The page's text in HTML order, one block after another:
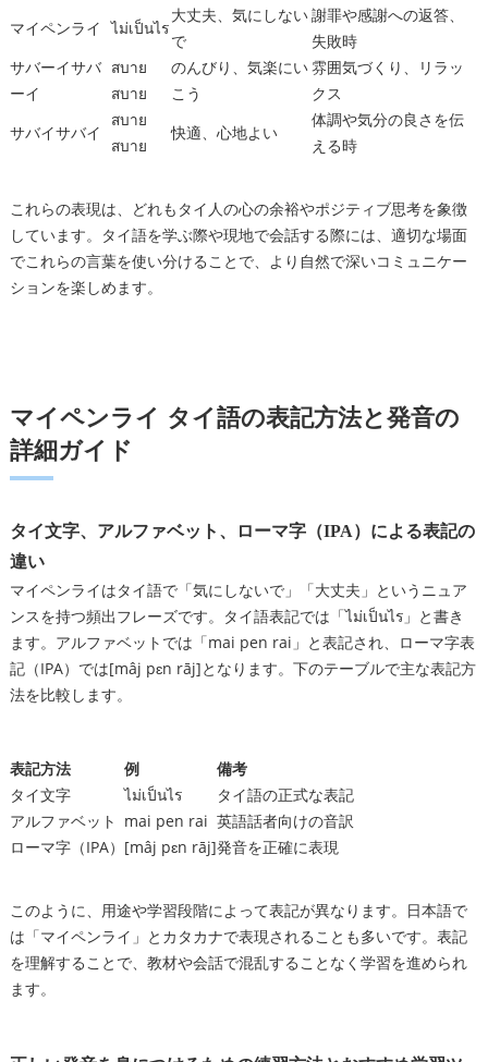
マイペンライ ไม่เป็นไร
大丈夫、気にしない
で
謝罪や感謝への返答、
失敗時
サバーイサバ
ーイ
สบาย
สบาย
のんびり、気楽にい
こう
雰囲気づくり、リラッ
クス
サバイサバイ
สบาย
สบาย
快適、心地よい
体調や気分の良さを伝
える時
これらの表現は、どれもタイ人の心の余裕やポジティブ思考を象徴
しています。タイ語を学ぶ際や現地で会話する際には、適切な場面
でこれらの言葉を使い分けることで、より自然で深いコミュニケー
ションを楽しめます。
マイペンライ タイ語の表記方法と発音の
詳細ガイド
タイ文字、アルファベット、ローマ字（IPA）による表記の
違い
マイペンライはタイ語で「気にしないで」「大丈夫」というニュア
ンスを持つ頻出フレーズです。タイ語表記では「ไม่เป็นไร」と書き
ます。アルファベットでは「mai pen rai」と表記され、ローマ字表
記（IPA）では[mâj pɛn rāj]となります。下のテーブルで主な表記方
法を比較します。
表記方法 例
備考
タイ文字
ไม่เป็นไร
タイ語の正式な表記
アルファベット mai pen rai 英語話者向けの音訳
ローマ字（IPA） [mâj pɛn rāj]発音を正確に表現
このように、用途や学習段階によって表記が異なります。日本語で
は「マイペンライ」とカタカナで表現されることも多いです。表記
を理解することで、教材や会話で混乱することなく学習を進められ
ます。